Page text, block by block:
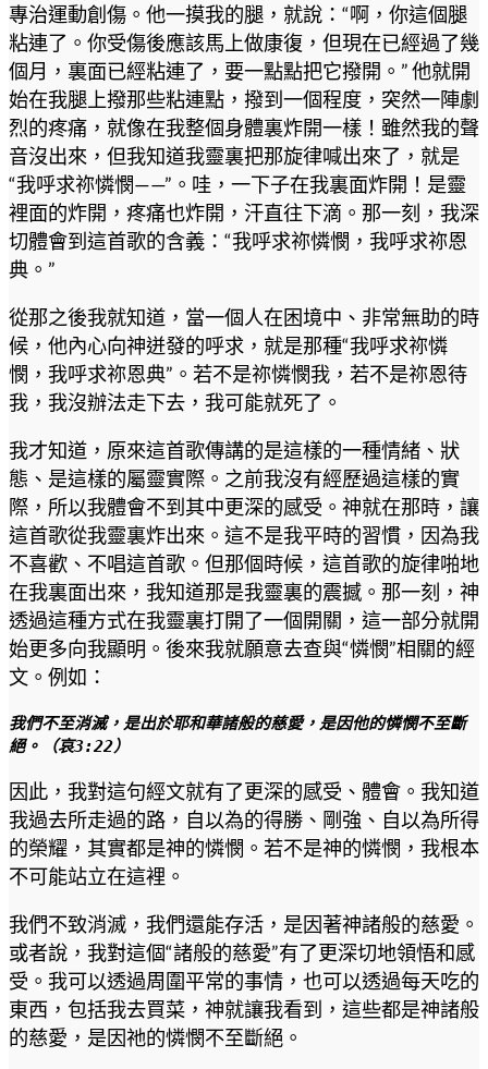
專治運動創傷。他一摸我的腿，就說：“啊，你這個腿
粘連了。你受傷後應該馬上做康復，但現在已經過了幾
個月，裏面已經粘連了，要一點點把它撥開。” 他就開
始在我腿上撥那些粘連點，撥到一個程度，突然一陣劇
烈的疼痛，就像在我整個身體裏炸開一樣！雖然我的聲
音沒出來，但我知道我靈裏把那旋律喊出來了，就是
“我呼求祢憐憫——”。哇，一下子在我裏面炸開！是靈
裡面的炸開，疼痛也炸開，汗直往下滴。那一刻，我深
切體會到這首歌的含義：“我呼求祢憐憫，我呼求祢恩
典。”
從那之後我就知道，當一個人在困境中、非常無助的時
候，他內心向神迸發的呼求，就是那種“我呼求祢憐
憫，我呼求祢恩典”。若不是祢憐憫我，若不是祢恩待
我，我沒辦法走下去，我可能就死了。
我才知道，原來這首歌傳講的是這樣的一種情緒、狀
態、是這樣的屬靈實際。之前我沒有經歷過這樣的實
際，所以我體會不到其中更深的感受。神就在那時，讓
這首歌從我靈裏炸出來。這不是我平時的習慣，因為我
不喜歡、不唱這首歌。但那個時候，這首歌的旋律啪地
在我裏面出來，我知道那是我靈裏的震撼。那一刻，神
透過這種方式在我靈裏打開了一個開關，這一部分就開
始更多向我顯明。後來我就願意去查與“憐憫”相關的經
文。例如：
我們不至消滅，是出於耶和華諸般的慈愛，是因他的憐憫不至斷
絕。（哀3:22）
因此，我對這句經文就有了更深的感受、體會。我知道
我過去所走過的路，自以為的得勝、剛強、自以為所得
的榮耀，其實都是神的憐憫。若不是神的憐憫，我根本
不可能站立在這裡。
我們不致消滅，我們還能存活，是因著神諸般的慈愛。
或者說，我對這個“諸般的慈愛”有了更深切地領悟和感
受。我可以透過周圍平常的事情，也可以透過每天吃的
東西，包括我去買菜，神就讓我看到，這些都是神諸般
的慈愛，是因祂的憐憫不至斷絕。